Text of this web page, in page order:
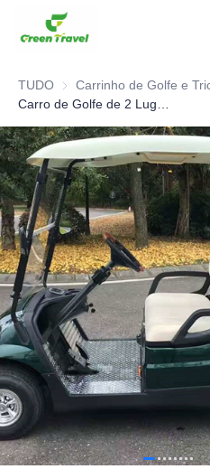
TUDO
Lar
Produtos
Sobre nós
Notícias e Casos de
Bases e Processos de
Apoiar